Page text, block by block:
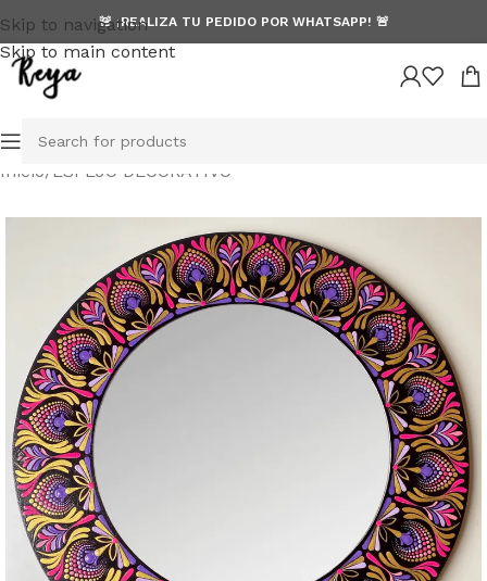
Skip to navigation
Skip to main content
🚨 ¡REALIZA TU PEDIDO POR WHATSAPP! 🚨
Inicio/ ESPEJO DECORATIVO